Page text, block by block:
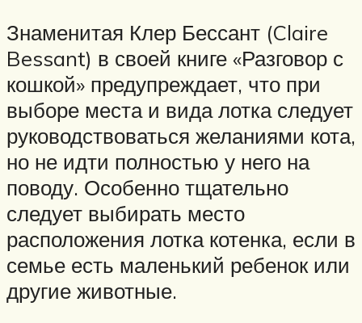
Знаменитая Клер Бессант (Claire
Bessant) в своей книге «Разговор с
кошкой» предупреждает, что при
выборе места и вида лотка следует
руководствоваться желаниями кота,
но не идти полностью у него на
поводу. Особенно тщательно
следует выбирать место
расположения лотка котенка, если в
семье есть маленький ребенок или
другие животные.